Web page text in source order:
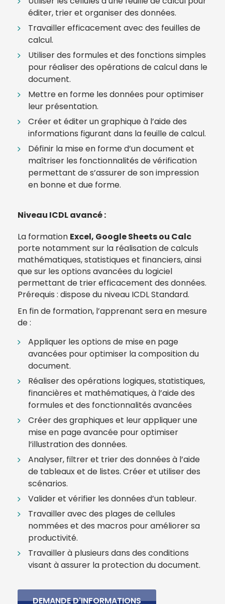
éditer, trier et organiser des données.
Travailler efficacement avec des feuilles de
calcul.
Utiliser des formules et des fonctions simples
pour réaliser des opérations de calcul dans le
document.
Mettre en forme les données pour optimiser
leur présentation.
Créer et éditer un graphique à l’aide des
informations figurant dans la feuille de calcul.
Définir la mise en forme d’un document et
maîtriser les fonctionnalités de vérification
permettant de s’assurer de son impression
en bonne et due forme.
Niveau ICDL avancé :
La formation Excel, Google Sheets ou Calc
porte notamment sur la réalisation de calculs
mathématiques, statistiques et financiers, ainsi
que sur les options avancées du logiciel
permettant de trier efficacement des données.
Prérequis : dispose du niveau ICDL Standard.
En fin de formation, l’apprenant sera en mesure
de :
Appliquer les options de mise en page
avancées pour optimiser la composition du
document.
Réaliser des opérations logiques, statistiques,
financières et mathématiques, à l’aide des
formules et des fonctionnalités avancées
Créer des graphiques et leur appliquer une
mise en page avancée pour optimiser
l’illustration des données.
Analyser, filtrer et trier des données à l’aide
de tableaux et de listes. Créer et utiliser des
scénarios.
Valider et vérifier les données d’un tableur.
Travailler avec des plages de cellules
nommées et des macros pour améliorer sa
productivité.
Travailler à plusieurs dans des conditions
visant à assurer la protection du document.